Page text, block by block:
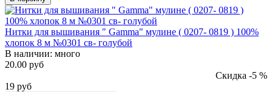
Нитки для вышивания " Gamma" мулине ( 0207- 0819 ) 100%
хлопок 8 м №0301 св- голубой
В наличии: много
20.00 руб
Скидка -5 %
19 руб